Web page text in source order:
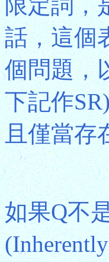
話，這個
個問題，
下記作
且僅當存
如果Q不